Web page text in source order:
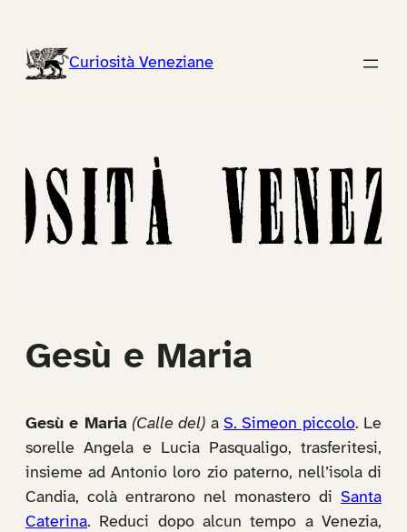
contenutoCuriosità Veneziane
Gesù e Maria
Gesù e Maria (Calle del) aS. Simeon piccolo. Le
sorelle Angela e Lucia Pasqualigo, trasferitesi,
insieme ad Antonio loro zio paterno, nell’isola di
Candia, colà entrarono nel monastero di Santa
Caterina. Reduci dopo alcun tempo a Venezia,